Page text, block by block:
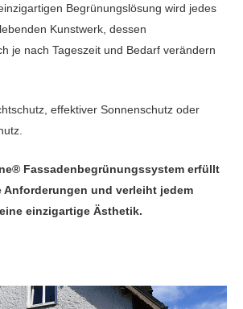
Begrünungslösung wird jedes
Kunstwerk, dessen
je nach Tageszeit und Bedarf verändern
effektiver Sonnenschutz oder
Fassadenbegrünungssystem erfüllt
und verleiht jedem
einzigartige Ästhetik.